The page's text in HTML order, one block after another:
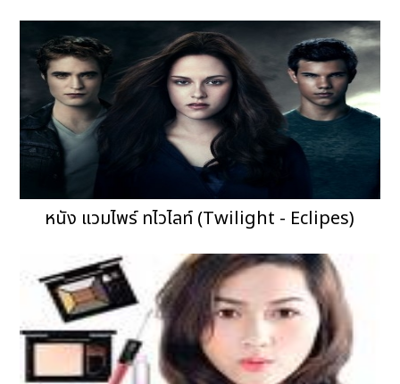
หนัง แวมไพร์ ทไวไลท์ (Twilight - Eclipes)